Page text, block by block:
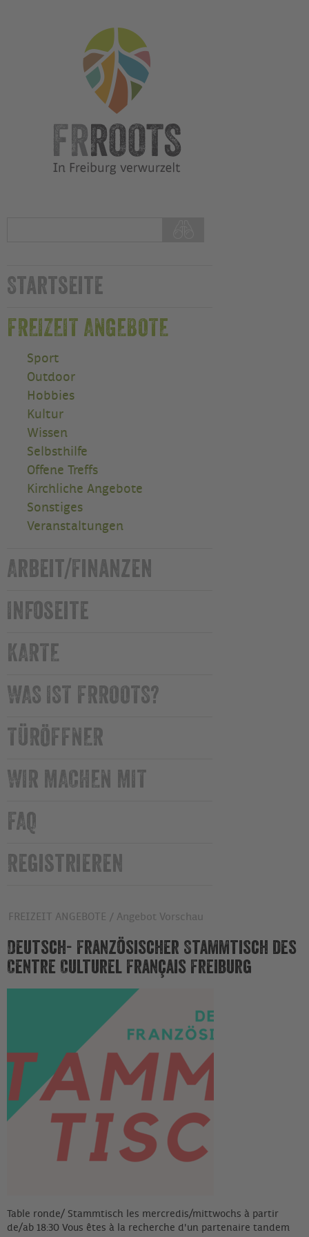
Startseite
FREIZEIT ANGEBOTE
Sport
Outdoor
Hobbies
Kultur
Wissen
Selbsthilfe
Offene Treffs
Kirchliche Angebote
Sonstiges
Veranstaltungen
Arbeit/Finanzen
Infoseite
KARTE
WAS IST FRROOTS?
TÜRÖFFNER
WIR MACHEN MIT
FAQ
Registrieren
FREIZEIT ANGEBOTE Angebot Vorschau
Deutsch- Französischer Stammtisch des
Centre Culturel Français Freiburg
Table ronde/ Stammtisch les mercredis/mittwochs à partir
de/ab 18:30 Vous êtes à la recherche d'un partenaire tandem